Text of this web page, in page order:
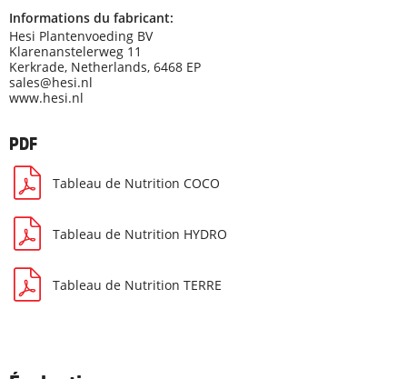
Informations du fabricant:
Hesi Plantenvoeding BV
Klarenanstelerweg 11
Kerkrade, Netherlands, 6468 EP
sales@hesi.nl
www.hesi.nl
PDF
Tableau de Nutrition COCO
Tableau de Nutrition HYDRO
Tableau de Nutrition TERRE